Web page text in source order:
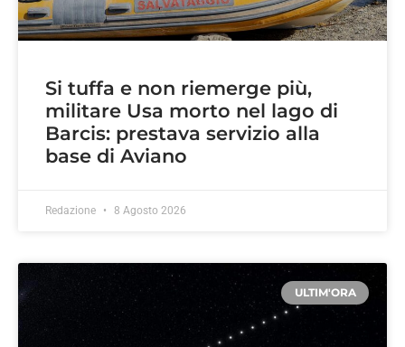
Si tuffa e non riemerge più,
militare Usa morto nel lago di
Barcis: prestava servizio alla
base di Aviano
Redazione 8 Agosto 2026
ULTIM'ORA